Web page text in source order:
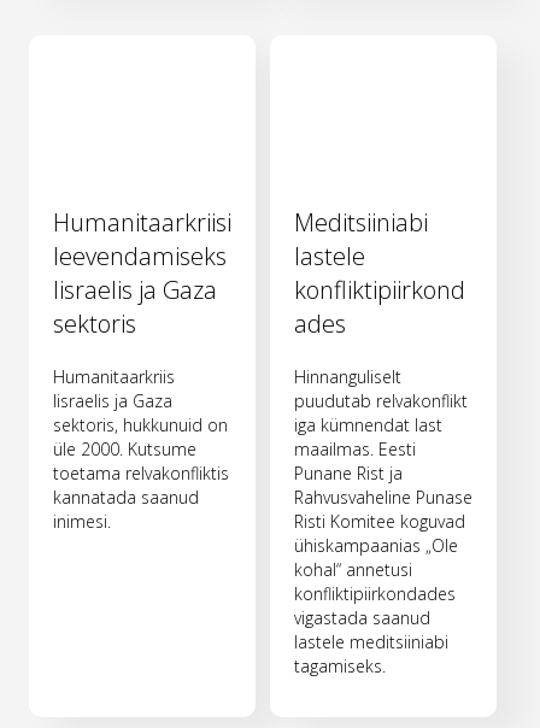
Humanitaarkriisi
leevendamiseks
Iisraelis ja Gaza
sektoris
Humanitaarkriis
Iisraelis ja Gaza
sektoris, hukkunuid on
üle 2000. Kutsume
toetama relvakonfliktis
kannatada saanud
inimesi.
Meditsiiniabi
lastele
konfliktipiirkond
ades
Hinnanguliselt
puudutab relvakonflikt
iga kümnendat last
maailmas. Eesti
Punane Rist ja
Rahvusvaheline Punase
Risti Komitee koguvad
ühiskampaanias „Ole
kohal“ annetusi
konfliktipiirkondades
vigastada saanud
lastele meditsiiniabi
tagamiseks.